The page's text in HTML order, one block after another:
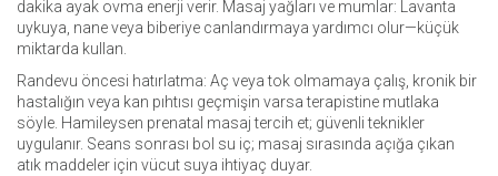
dakika ayak ovma enerji verir. Masaj yağları ve mumlar: Lavanta
uykuya, nane veya biberiye canlandırmaya yardımcı olur—küçük
miktarda kullan.
Randevu öncesi hatırlatma: Aç veya tok olmamaya çalış, kronik bir
hastalığın veya kan pıhtısı geçmişin varsa terapistine mutlaka
söyle. Hamileysen prenatal masaj tercih et; güvenli teknikler
uygulanır. Seans sonrası bol su iç; masaj sırasında açığa çıkan
atık maddeler için vücut suya ihtiyaç duyar.